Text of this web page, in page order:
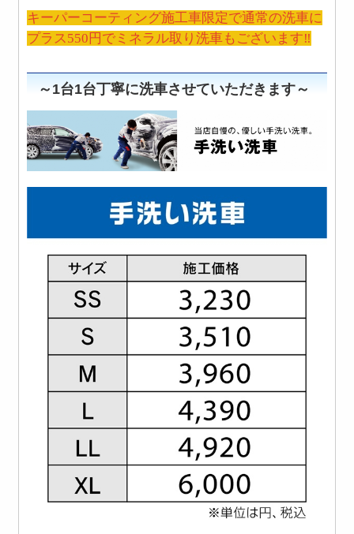
キーパーコーティング施工車限定で通常の洗車に
プラス550円でミネラル取り洗車もございます‼
～1台1台丁寧に洗車させていただきます～